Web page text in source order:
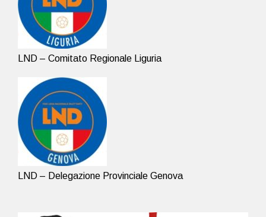
LND – Comitato Regionale Liguria
LND – Delegazione Provinciale Genova